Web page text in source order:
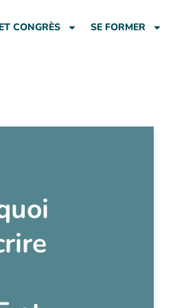
CONGRÈS SE FORMER